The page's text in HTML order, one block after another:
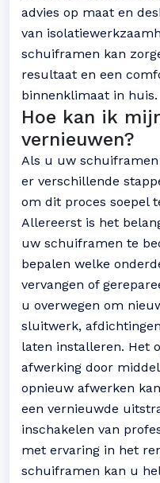
advies op maat en
van
schuiframen kan
resultaat en een
binnenklimaat in huis.
Hoe kan ik
vernieuwen?
Als u uw
er verschillende
om dit proces soepel
Allereerst is het
uw schuiframen te
bepalen welke
vervangen of
u overwegen om
sluitwerk,
laten installeren. Het
afwerking door
opnieuw afwerken
een vernieuwde
inschakelen van
met ervaring in het
schuiframen kan u